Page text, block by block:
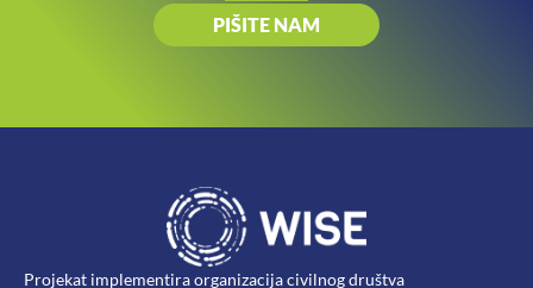
PIŠITE NAM
Projekat implementira organizacija civilnog društva